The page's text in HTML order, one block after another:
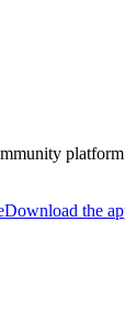
Download the